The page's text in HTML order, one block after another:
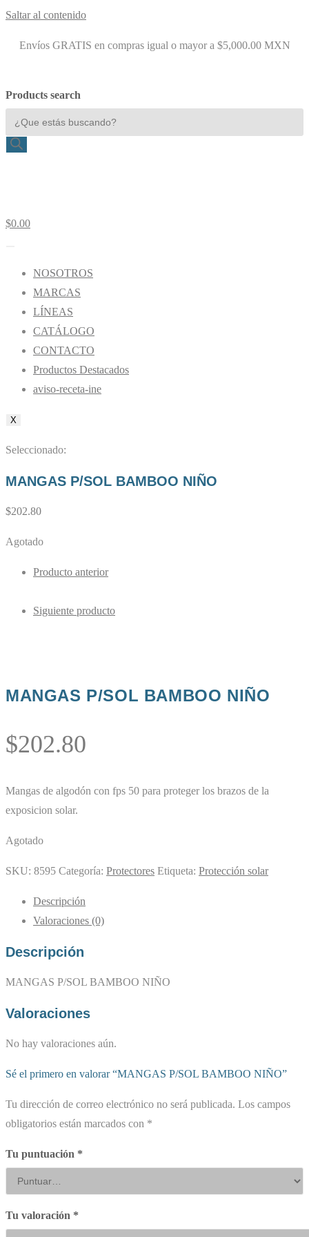
Saltar al contenido
Envíos GRATIS en compras igual o mayor a $5,000.00 MXN
Products search
$0.00
NOSOTROS
MARCAS
LÍNEAS
CATÁLOGO
CONTACTO
Productos Destacados
aviso-receta-ine
X
Seleccionado:
MANGAS P/SOL BAMBOO NIÑO
$202.80
Agotado
Producto anterior
Siguiente producto
MANGAS P/SOL BAMBOO NIÑO
$202.80
Mangas de algodón con fps 50 para proteger los brazos de la
exposicion solar.
Agotado
SKU: 8595 Categoría: Protectores Etiqueta: Protección solar
Descripción
Valoraciones (0)
Descripción
MANGAS P/SOL BAMBOO NIÑO
Valoraciones
No hay valoraciones aún.
Sé el primero en valorar “MANGAS P/SOL BAMBOO NIÑO”
Tu dirección de correo electrónico no será publicada. Los campos
obligatorios están marcados con *
Tu puntuación *
Tu valoración *